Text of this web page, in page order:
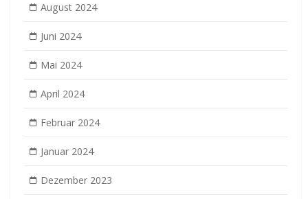
August 2024
Juni 2024
Mai 2024
April 2024
Februar 2024
Januar 2024
Dezember 2023